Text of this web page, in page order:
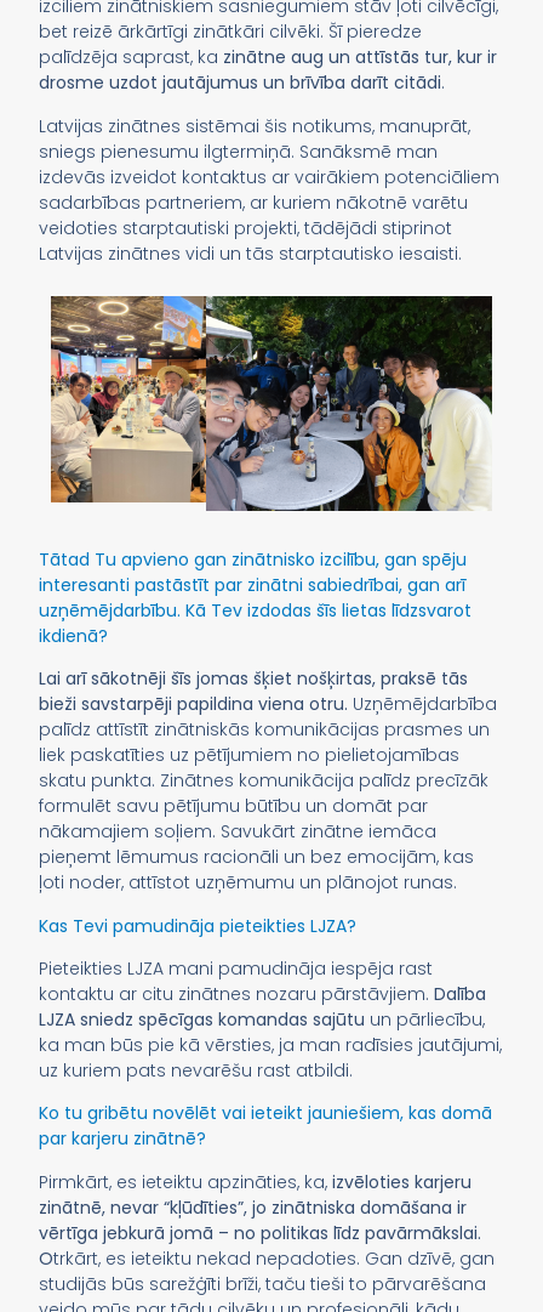
izciliem zinātniskiem sasniegumiem stāv ļoti cilvēcīgi,
bet reizē ārkārtīgi zinātkāri cilvēki. Šī pieredze
palīdzēja saprast, ka zinātne aug un attīstās tur, kur ir
drosme uzdot jautājumus un brīvība darīt citādi.
Latvijas zinātnes sistēmai šis notikums, manuprāt,
sniegs pienesumu ilgtermiņā. Sanāksmē man
izdevās izveidot kontaktus ar vairākiem potenciāliem
sadarbības partneriem, ar kuriem nākotnē varētu
veidoties starptautiski projekti, tādējādi stiprinot
Latvijas zinātnes vidi un tās starptautisko iesaisti.
Tātad Tu apvieno gan zinātnisko izcilību, gan spēju
interesanti pastāstīt par zinātni sabiedrībai, gan arī
uzņēmējdarbību. Kā Tev izdodas šīs lietas līdzsvarot
ikdienā?
Lai arī sākotnēji šīs jomas šķiet nošķirtas, praksē tās
bieži savstarpēji papildina viena otru. Uzņēmējdarbība
palīdz attīstīt zinātniskās komunikācijas prasmes un
liek paskatīties uz pētījumiem no pielietojamības
skatu punkta. Zinātnes komunikācija palīdz precīzāk
formulēt savu pētījumu būtību un domāt par
nākamajiem soļiem. Savukārt zinātne iemāca
pieņemt lēmumus racionāli un bez emocijām, kas
ļoti noder, attīstot uzņēmumu un plānojot runas.
Kas Tevi pamudināja pieteikties LJZA?
Pieteikties LJZA mani pamudināja iespēja rast
kontaktu ar citu zinātnes nozaru pārstāvjiem.Dalība
LJZA sniedz spēcīgas komandas sajūtu un pārliecību,
ka man būs pie kā vērsties, ja man radīsies jautājumi,
uz kuriem pats nevarēšu rast atbildi.
Ko tu gribētu novēlēt vai ieteikt jauniešiem, kas domā
par karjeru zinātnē?
Pirmkārt, es ieteiktu apzināties, ka,izvēloties karjeru
zinātnē, nevar “kļūdīties”, jo zinātniska domāšana ir
vērtīga jebkurā jomā – no politikas līdz pavārmākslai.
Otrkārt, es ieteiktu nekad nepadoties. Gan dzīvē, gan
studijās būs sarežģīti brīži, taču tieši to pārvarēšana